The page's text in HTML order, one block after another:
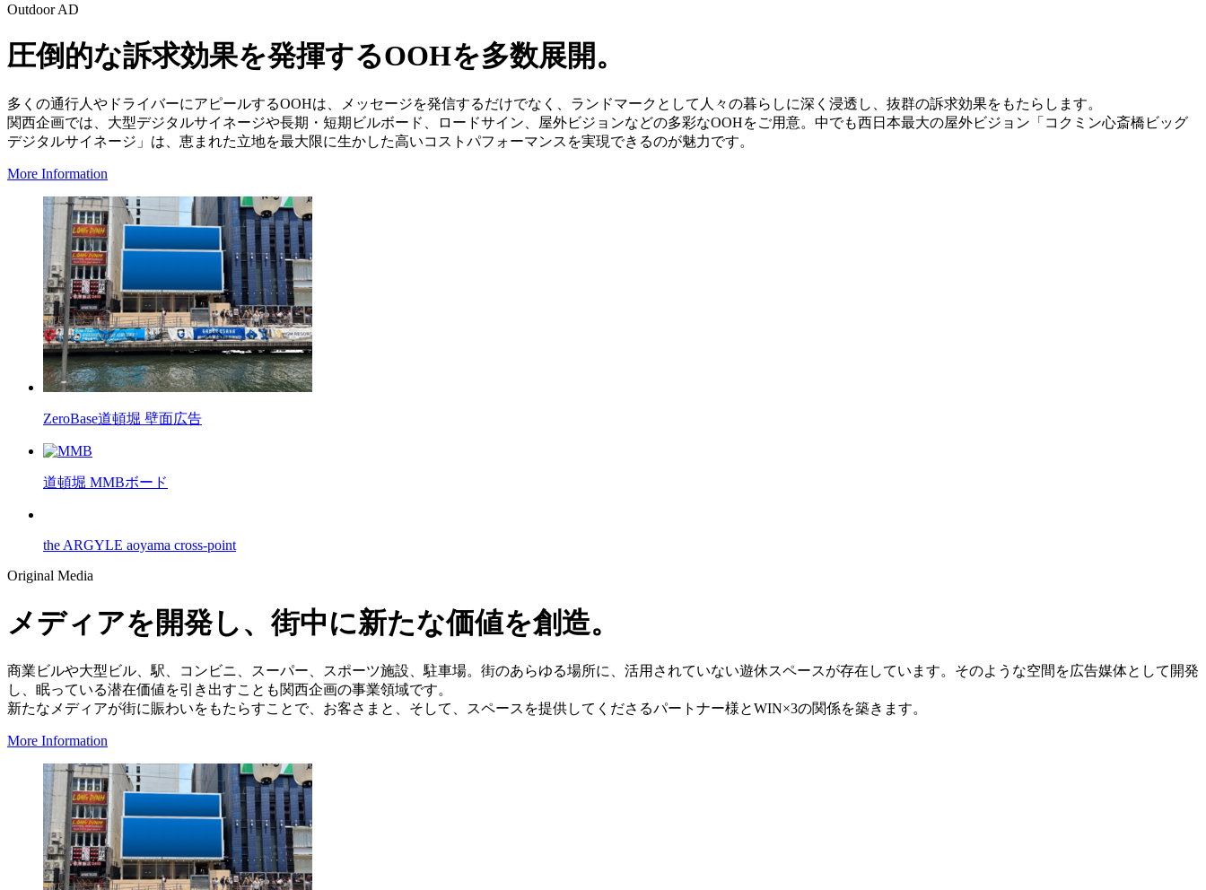
Outdoor AD
圧倒的な訴求効果を発揮するOOHを多数展開。
多くの通行人やドライバーにアピールするOOHは、メッセージを発信するだけでなく、ランドマークとして人々の暮らしに深く浸透し、抜群の訴求効果をもたらします。
関西企画では、大型デジタルサイネージや長期・短期ビルボード、ロードサイン、屋外ビジョンなどの多彩なOOHをご用意。中でも西日本最大の屋外ビジョン「コクミン心斎橋ビッグ
デジタルサイネージ」は、恵まれた立地を最大限に生かした高いコストパフォーマンスを実現できるのが魅力です。
More Information
ZeroBase道頓堀 壁面広告
道頓堀 MMBボード
the ARGYLE aoyama cross-point
Original Media
メディアを開発し、街中に新たな価値を創造。
商業ビルや大型ビル、駅、コンビニ、スーパー、スポーツ施設、駐車場。街のあらゆる場所に、活用されていない遊休スペースが存在しています。そのような空間を広告媒体として開発
し、眠っている潜在価値を引き出すことも関西企画の事業領域です。
新たなメディアが街に賑わいをもたらすことで、お客さまと、そして、スペースを提供してくださるパートナー様とWIN×3の関係を築きます。
More Information